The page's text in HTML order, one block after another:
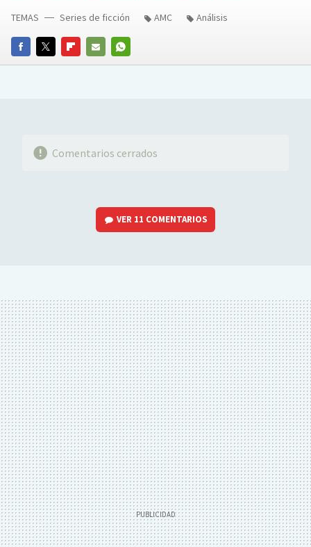
FACEBOOKTWITTERFLIPBOARD
E-
WHATSAPP
TEMAS Series de ficción AMC Análisis
Comentarios cerrados
VER 11 COMENTARIOS